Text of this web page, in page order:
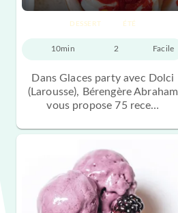
DESSERT ÉTÉ
10min 2 Facile
Dans Glaces party avec Dolci
(Larousse), Bérengère Abraham
vous propose 75 rece…